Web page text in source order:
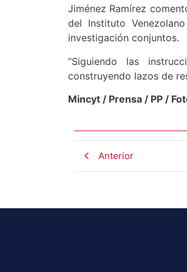
Jiménez Ramírez
del Instituto
investigación conjuntos.
“Siguiendo las
construyendo lazos de
Mincyt / Prensa / PP /
Anterior